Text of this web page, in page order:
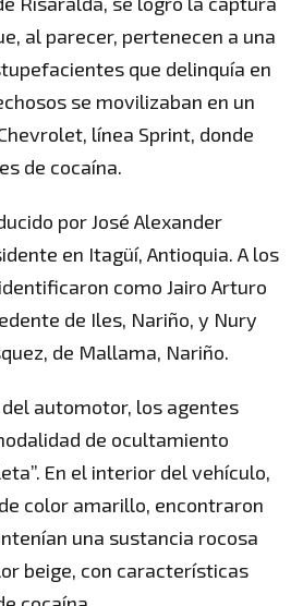
al parecer, pertenecen a una
que delinquía en
se movilizaban en un
línea Sprint, donde
de cocaína.
por José Alexander
en Itagüí, Antioquia. A los
como Jairo Arturo
de Iles, Nariño, y Nury
de Mallama, Nariño.
automotor, los agentes
de ocultamiento
En el interior del vehículo,
color amarillo, encontraron
una sustancia rocosa
beige, con características